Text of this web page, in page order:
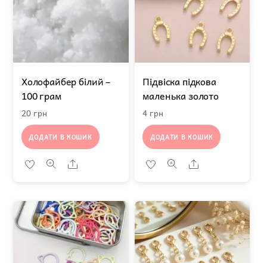
Холофайбер білий –
100 грам
20 грн
ДОДАТИ В КОШИК
Share
Підвіска підкова
маленька золото
4 грн
ДОДАТИ В КОШИК
Share